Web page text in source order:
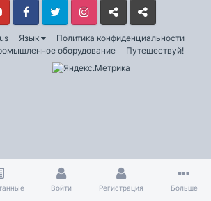
Язык
Политика конфиденциальности
оборудование Путешествуй!
FacebookTwitter InstagramLivejournalOdnoklassniki
Войти Регистрация Больше